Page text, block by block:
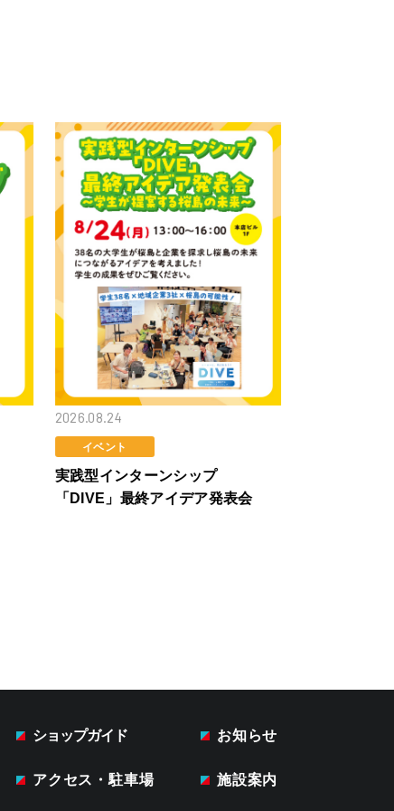
2026.08.24
イベント
実践型インターンシップ
「DIVE」最終アイデア発表会
ショップガイド お知らせ
アクセス・駐車場 施設案内